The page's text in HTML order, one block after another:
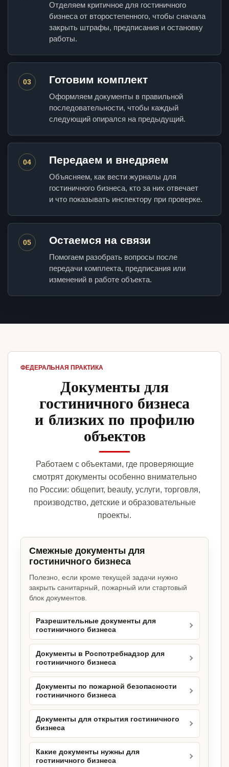
Отделяем критичное для гостиничного
бизнеса от второстепенного, чтобы сначала
закрыть штрафы, предписания и остановку
работы.
03 Готовим комплект
Оформляем документы в правильной
последовательности, чтобы каждый
следующий опирался на предыдущий.
04 Передаем и внедряем
Объясняем, как вести журналы для
гостиничного бизнеса, кто за них отвечает
и что показывать инспектору при проверке.
05 Остаемся на связи
Помогаем разобрать вопросы после
передачи комплекта, предписания или
изменений в работе объекта.
ФЕДЕРАЛЬНАЯ ПРАКТИКА
Документы для
гостиничного бизнеса
и близких по профилю
объектов
Работаем с объектами, где проверяющие
смотрят документы особенно внимательно
по России: общепит, beauty, услуги, торговля,
производство, детские и образовательные
проекты.
Смежные документы для
гостиничного бизнеса
Полезно, если кроме текущей задачи нужно
закрыть санитарный, пожарный или стартовый
блок документов.
Разрешительные документы для
гостиничного бизнеса
Документы в Роспотребнадзор для
гостиничного бизнеса
Документы по пожарной безопасности
гостиничного бизнеса
Документы для открытия гостиничного
бизнеса
Какие документы нужны для
гостиничного бизнеса